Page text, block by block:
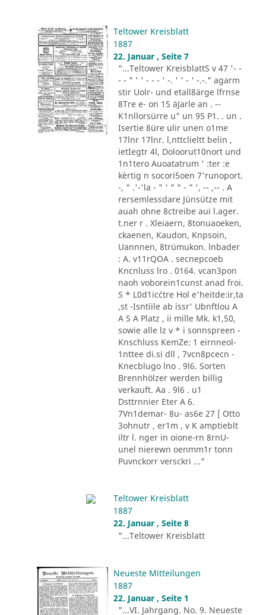
Teltower Kreisblatt
1887
22. Januar , Seite 7
"...Teltower KreisblattS v 47 '- -
- - " ' ' - - - ' -. ' ' - ' -.-." agarm
stir Uolr- und etall8ärge lfrnse
8Tre e- on 15 äJarle an . --
K1nllorsürre u" un 95 P1. . un .
Isertie 8üre ulir unen o1me
17lnr 17lnr. l,nttclieltt belin ,
ietIegtr 4l, Doloorut10nort und
1n1tero Auoatatrum ' :ter :e
kèrtig n socori5oen 7'runoport.
-, " .'-'la - " ' " " - " ', -- ,-- . A
rersemlessdare Jünsütze mit
auah ohne 8ctreibe aui l.ager.
t.ner r . Xleiaern, 8tonuaoeken,
ckaenen, Kaudon, Knpsoin,
Uannnen, 8trümukon. lnbader
: A. v11rQOA . secnepcoeb
Kncnluss lro . 0164. vcan3pon
naoh voborein1cunst anad froi.
S * L0d1ic´ctre Hol e'heitde:ir,ta
,st -Isntiile ab issr' Ubnftlou A
A S A Platz , ii mille Mk. k1,50,
sowie alle lz v * i sonnspreen -
Knschluss KemZe: 1 eirnneol-
1nttee di.si dll , 7vcn8pcecn -
Knecblugo lno . 9l6. Sorten
Brennhölzer werden billig
verkauft. Aa . 9l6 . u1
Dsttrnnier Eter A 6.
7Vn1demar- 8u- as6e 27 [ Otto
3ohnutr , er1m , v K amptieblt
iltr l. nger in oione-rn 8rnU-
unel nierewn oenmm1r tonn
Puvnckorr versckri ..."
Teltower Kreisblatt
1887
22. Januar , Seite 8
"...Teltower Kreisblatt
Neueste Mitteilungen
1887
22. Januar , Seite 1
"...VI. Jahrgang. No. 9. Neueste